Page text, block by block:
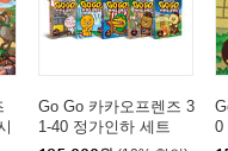
Go Go 카카오프렌즈 3
1-40 정가인하 세트
0